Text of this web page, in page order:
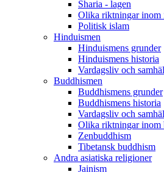
Sharia - lagen
Olika riktningar inom
Politisk islam
Hinduismen
Hinduismens grunder
Hinduismens historia
Vardagsliv och
Buddhismen
Buddhismens grunder
Buddhismens historia
Vardagsliv och
Olika riktningar inom
Zenbuddhism
Tibetansk buddhism
Andra asiatiska religioner
Jainism